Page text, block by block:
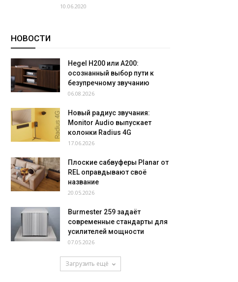
10.06.2020
НОВОСТИ
Hegel H200 или A200:
осознанный выбор пути к
безупречному звучанию
06.08.2026
Новый радиус звучания:
Monitor Audio выпускает
колонки Radius 4G
17.06.2026
Плоские сабвуферы Planar от
REL оправдывают своё
название
20.05.2026
Burmester 259 задаёт
современные стандарты для
усилителей мощности
07.05.2026
Загрузить ещё